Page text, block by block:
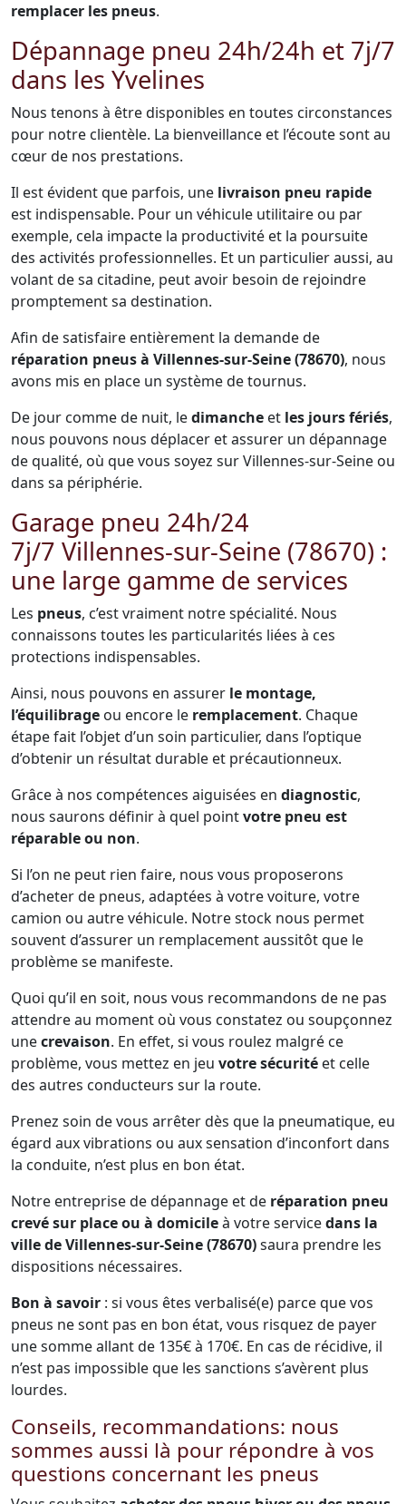
remplacer les pneus.
Dépannage pneu 24h/24h et 7j/7
dans les Yvelines
Nous tenons à être disponibles en toutes circonstances
pour notre clientèle. La bienveillance et l’écoute sont au
cœur de nos prestations.
Il est évident que parfois, une livraison pneu rapide
est indispensable. Pour un véhicule utilitaire ou par
exemple, cela impacte la productivité et la poursuite
des activités professionnelles. Et un particulier aussi, au
volant de sa citadine, peut avoir besoin de rejoindre
promptement sa destination.
Afin de satisfaire entièrement la demande de
réparation pneus à Villennes-sur-Seine (78670), nous
avons mis en place un système de tournus.
De jour comme de nuit, ledimanche et les jours fériés,
nous pouvons nous déplacer et assurer un dépannage
de qualité, où que vous soyez sur Villennes-sur-Seine ou
dans sa périphérie.
Garage pneu 24h/24
7j/7 Villennes-sur-Seine (78670) :
une large gamme de services
Les pneus, c’est vraiment notre spécialité. Nous
connaissons toutes les particularités liées à ces
protections indispensables.
Ainsi, nous pouvons en assurer le montage,
l’équilibrage ou encore le remplacement. Chaque
étape fait l’objet d’un soin particulier, dans l’optique
d’obtenir un résultat durable et précautionneux.
Grâce à nos compétences aiguisées en diagnostic,
nous saurons définir à quel pointvotre pneu est
réparable ou non.
Si l’on ne peut rien faire, nous vous proposerons
d’acheter de pneus, adaptées à votre voiture, votre
camion ou autre véhicule. Notre stock nous permet
souvent d’assurer un remplacement aussitôt que le
problème se manifeste.
Quoi qu’il en soit, nous vous recommandons de ne pas
attendre au moment où vous constatez ou soupçonnez
unecrevaison. En effet, si vous roulez malgré ce
problème, vous mettez en jeu votre sécurité et celle
des autres conducteurs sur la route.
Prenez soin de vous arrêter dès que la pneumatique, eu
égard aux vibrations ou aux sensation d’inconfort dans
la conduite, n’est plus en bon état.
Notre entreprise de dépannage et de réparation pneu
crevé sur place ou à domicileà votre servicedans la
ville de Villennes-sur-Seine (78670)saura prendre les
dispositions nécessaires.
Bon à savoir : si vous êtes verbalisé(e) parce que vos
pneus ne sont pas en bon état, vous risquez de payer
une somme allant de 135€ à 170€. En cas de récidive, il
n’est pas impossible que les sanctions s’avèrent plus
lourdes.
Conseils, recommandations: nous
sommes aussi là pour répondre à vos
questions concernant les pneus